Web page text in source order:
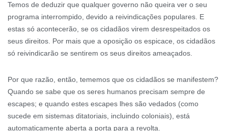
Temos de deduzir que qualquer governo não queira ver o seu
programa interrompido, devido a reivindicações populares. E
estas só acontecerão, se os cidadãos virem desrespeitados os
seus direitos. Por mais que a oposição os espicace, os cidadãos
só reivindicarão se sentirem os seus direitos ameaçados.
Por que razão, então, tememos que os cidadãos se manifestem?
Quando se sabe que os seres humanos precisam sempre de
escapes; e quando estes escapes lhes são vedados (como
sucede em sistemas ditatoriais, incluindo coloniais), está
automaticamente aberta a porta para a revolta.